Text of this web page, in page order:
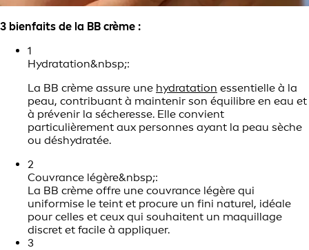
3 bienfaits de la BB crème :
1
Hydratation&nbsp;:
La BB crème assure une hydratation essentielle à la
peau, contribuant à maintenir son équilibre en eau et
à prévenir la sécheresse. Elle convient
particulièrement aux personnes ayant la peau sèche
ou déshydratée.
2
Couvrance légère&nbsp;:
La BB crème offre une couvrance légère qui
uniformise le teint et procure un fini naturel, idéale
pour celles et ceux qui souhaitent un maquillage
discret et facile à appliquer.
3